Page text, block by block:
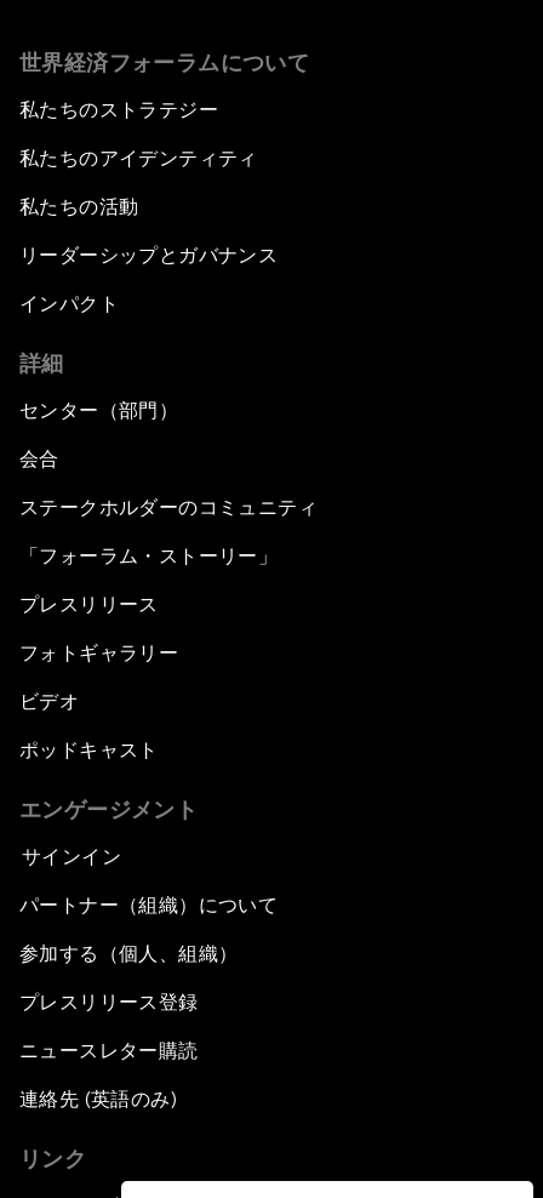
世界経済フォーラムについて
私たちのストラテジー
私たちのアイデンティティ
私たちの活動
リーダーシップとガバナンス
インパクト
詳細
センター（部門）
会合
ステークホルダーのコミュニティ
「フォーラム・ストーリー」
プレスリリース
フォトギャラリー
ビデオ
ポッドキャスト
エンゲージメント
サインイン
パートナー（組織）について
参加する（個人、組織）
プレスリリース登録
ニュースレター購読
連絡先 (英語のみ)
リンク